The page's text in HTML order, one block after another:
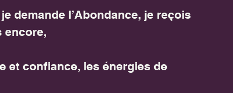
demande l’Abondance, je reçois
encore,
et confiance, les énergies de